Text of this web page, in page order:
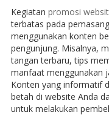
Kegiatan promosi
terbatas pada
menggunakan konten
pengunjung. Misalnya,
tangan terbaru, tips
manfaat menggunakan
Konten yang informatif
betah di website Anda
untuk melakukan